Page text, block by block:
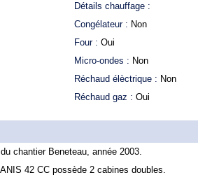
Détails chauffage :
Congélateur : Non
Four : Oui
Micro-ondes : Non
Réchaud élèctrique : Non
Réchaud gaz : Oui
du chantier Beneteau, année 2003.
42 CC possède 2 cabines doubles.